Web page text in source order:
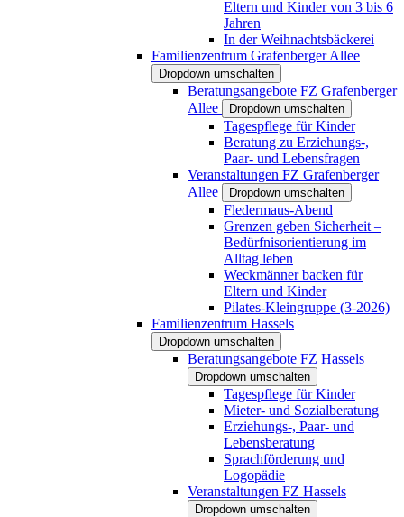
Eltern und Kinder von 3 bis 6
Jahren
In der Weihnachtsbäckerei
Familienzentrum Grafenberger Allee
Dropdown umschalten
Beratungsangebote FZ Grafenberger
Allee
Dropdown umschalten
Tagespflege für Kinder
Beratung zu Erziehungs-,
Paar- und Lebensfragen
Veranstaltungen FZ Grafenberger
Allee
Dropdown umschalten
Fledermaus-Abend
Grenzen geben Sicherheit –
Bedürfnisorientierung im
Alltag leben
Weckmänner backen für
Eltern und Kinder
Pilates-Kleingruppe (3-2026)
Familienzentrum Hassels
Dropdown umschalten
Beratungsangebote FZ Hassels
Dropdown umschalten
Tagespflege für Kinder
Mieter- und Sozialberatung
Erziehungs-, Paar- und
Lebensberatung
Sprachförderung und
Logopädie
Veranstaltungen FZ Hassels
Dropdown umschalten